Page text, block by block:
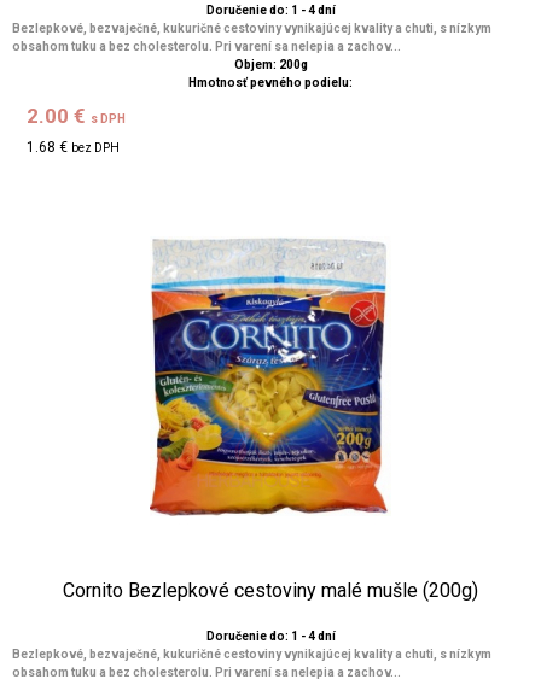
Doručenie do: 1 - 4 dní
Bezlepkové, bezvaječné, kukuričné cestoviny vynikajúcej kvality a chuti, s nízkym
obsahom tuku a bez cholesterolu. Pri varení sa nelepia a zachov...
Objem: 200g
Hmotnosť pevného podielu:
2.00 € s DPH
1.68 € bez DPH
Cornito Bezlepkové cestoviny malé mušle (200g)
Doručenie do: 1 - 4 dní
Bezlepkové, bezvaječné, kukuričné cestoviny vynikajúcej kvality a chuti, s nízkym
obsahom tuku a bez cholesterolu. Pri varení sa nelepia a zachov...